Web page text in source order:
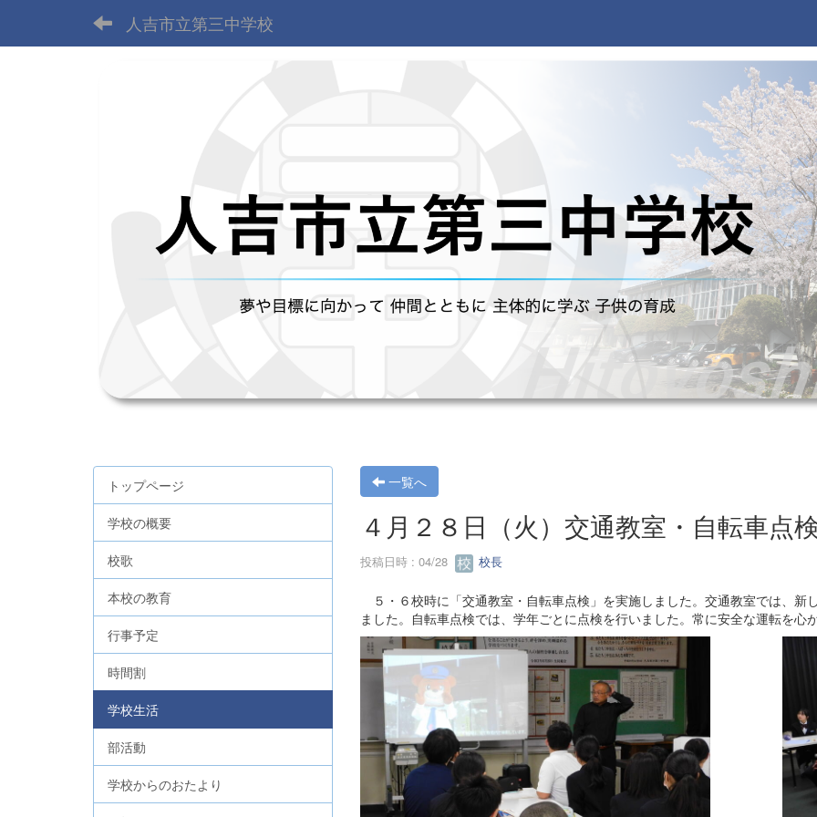
人吉市立第三中学校
一覧へ
４月２８日（火）交通教室・自転車点
投稿日時 : 04/28 校長
５・６校時に「交通教室・自転車点検」を実施しました。交通教室では、新
ました。自転車点検では、学年ごとに点検を行いました。常に安全な運転を心
トップページ
学校の概要
校歌
本校の教育
行事予定
時間割
学校生活
部活動
学校からのおたより